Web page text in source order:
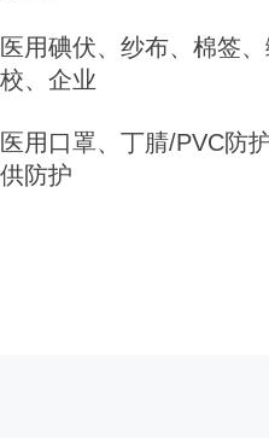
医用碘伏、纱布、棉签
校、企业
医用口罩、丁腈/PVC防
供防护